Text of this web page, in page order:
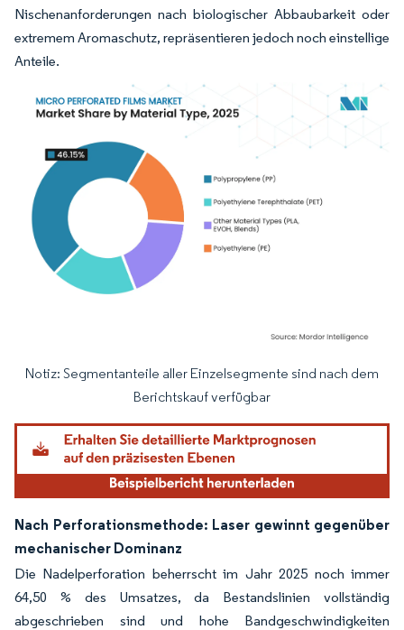
Nischenanforderungen nach biologischer Abbaubarkeit oder
extremem Aromaschutz, repräsentieren jedoch noch einstellige
Anteile.
Bild © Mordor Intelligence. Wiederverwendung erfordert Namensnennung
Notiz: Segmentanteile aller Einzelsegmente sind nach dem
Berichtskauf verfügbar
Nach Perforationsmethode: Laser gewinnt gegenüber
mechanischer Dominanz
Die Nadelperforation beherrscht im Jahr 2025 noch immer
64,50 % des Umsatzes, da Bestandslinien vollständig
abgeschrieben sind und hohe Bandgeschwindigkeiten